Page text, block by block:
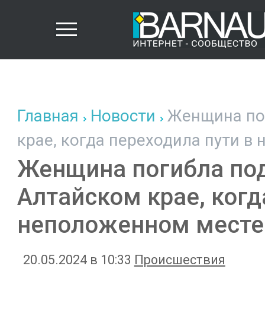
Главная Новости Женщина
крае, когда переходила пути
Женщина погибла
Алтайском крае,
неположенном месте
20.05.2024 в 10:33 Происшествия